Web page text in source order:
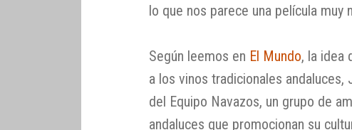
lo que nos parece una película muy
Según leemos en El Mundo, la idea
a los vinos tradicionales
del Equipo Navazos, un grupo de
andaluces que promocionan su